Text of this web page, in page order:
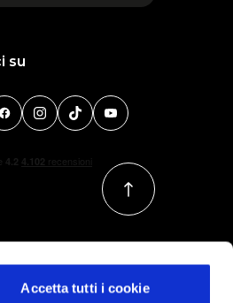
Accetta tutti i cookie
su